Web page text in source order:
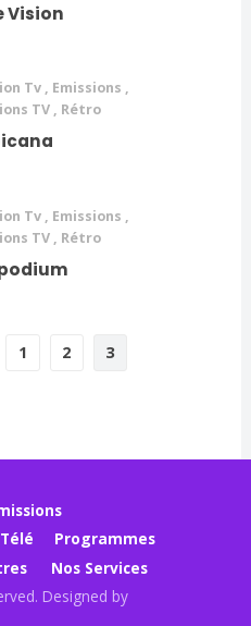
Vision
Tv , Emissions ,
TV , Rétro
Tv , Emissions ,
TV , Rétro
1 2 3
Programmes
Nos Services
Designed by